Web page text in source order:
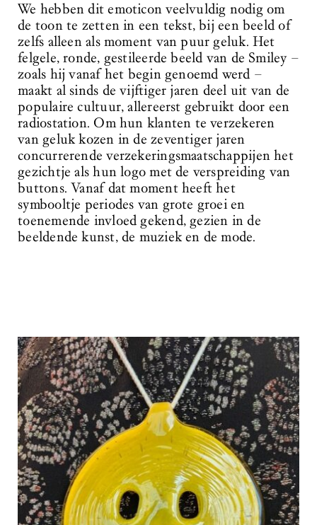
We hebben dit emoticon veelvuldig nodig om
de toon te zetten in een tekst, bij een beeld of
zelfs alleen als moment van puur geluk. Het
felgele, ronde, gestileerde beeld van de Smiley –
zoals hij vanaf het begin genoemd werd –
maakt al sinds de vijftiger jaren deel uit van de
populaire cultuur, allereerst gebruikt door een
radiostation. Om hun klanten te verzekeren
van geluk kozen in de zeventiger jaren
concurrerende verzekeringsmaatschappijen het
gezichtje als hun logo met de verspreiding van
buttons. Vanaf dat moment heeft het
symbooltje periodes van grote groei en
toenemende invloed gekend, gezien in de
beeldende kunst, de muziek en de mode.